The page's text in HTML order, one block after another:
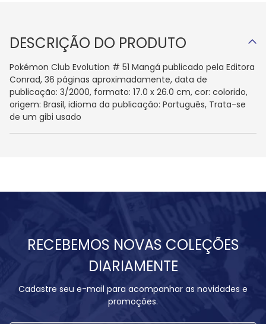
DESCRIÇÃO DO PRODUTO
Pokémon Club Evolution # 51 Mangá publicado pela Editora
Conrad, 36 páginas aproximadamente, data de
publicação: 3/2000, formato: 17.0 x 26.0 cm, cor: colorido,
origem: Brasil, idioma da publicação: Português, Trata-se
de um gibi usado
RECEBEMOS NOVAS COLEÇÕES
DIARIAMENTE
Cadastre seu e-mail para acompanhar as novidades e
promoções.